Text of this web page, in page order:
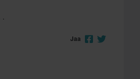
Jaa